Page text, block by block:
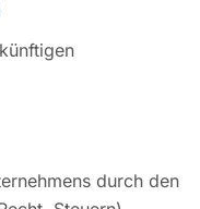
durch den